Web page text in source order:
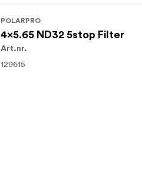
POLARPRO
4x5.65 ND32 5stop Filter
Art.nr.
129615